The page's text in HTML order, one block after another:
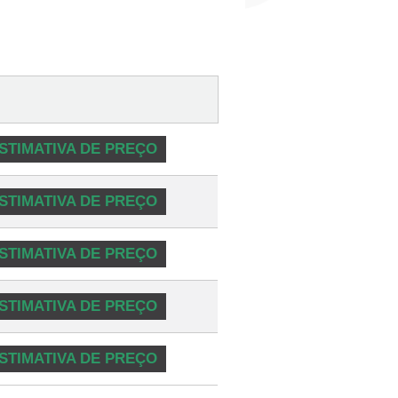
DE PREÇO
DE PREÇO
DE PREÇO
DE PREÇO
DE PREÇO